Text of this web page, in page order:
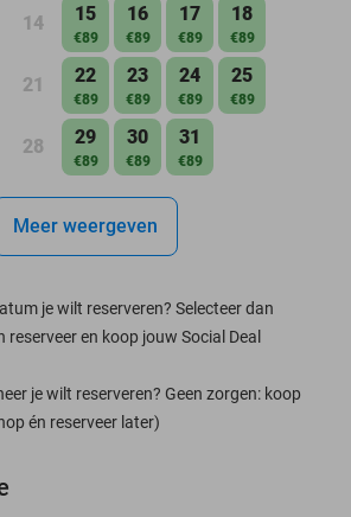
14 15
€89
16
€89
17
€89
18
€89
21 22
€89
23
€89
24
€89
25
€89
28 29
€89
30
€89
31
€89
Meer weergeven
je wilt reserveren? Selecteer dan
reserveer en koop jouw Social Deal
je wilt reserveren? Geen zorgen: koop
én reserveer later)